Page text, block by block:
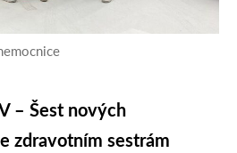
– Šest nových
zdravotním sestrám